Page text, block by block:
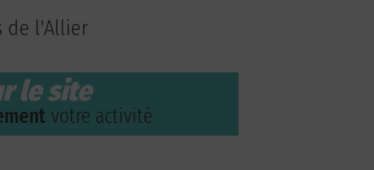
de l'Allier
le site
votre activité